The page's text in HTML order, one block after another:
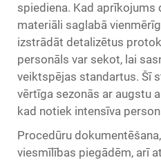
spiediena. Kad aprīkojums
materiāli saglabā
izstrādāt detalizētus
personāls var sekot, lai
veiktspējas standartus. Šī
vērtīga sezonās ar augstu
kad notiek intensīva
Procedūru
viesmīlības piegādēm, arī